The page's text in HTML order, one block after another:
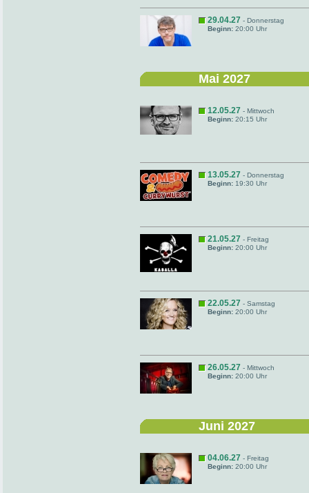
29.04.27 - Donnerstag
Beginn: 20:00 Uhr
Mai 2027
12.05.27 - Mittwoch
Beginn: 20:15 Uhr
13.05.27 - Donnerstag
Beginn: 19:30 Uhr
21.05.27 - Freitag
Beginn: 20:00 Uhr
22.05.27 - Samstag
Beginn: 20:00 Uhr
26.05.27 - Mittwoch
Beginn: 20:00 Uhr
Juni 2027
04.06.27 - Freitag
Beginn: 20:00 Uhr